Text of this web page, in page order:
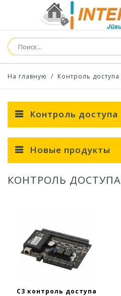
На главную / Контроль доступа
Контроль доступа
Новые продукты
КОНТРОЛЬ ДОСТУПА
C3 контроль доступа